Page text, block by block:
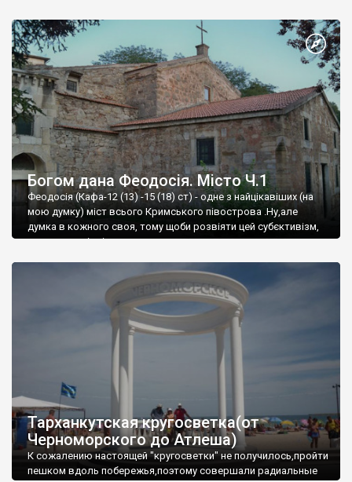
Богом дана Феодосія. Місто Ч.1
Феодосія (Кафа-12 (13) -15 (18) ст) - одне з найцікавіших (на
мою думку) міст всього Кримського півострова .Ну,але
думка в кожного своя, тому щоби розвіяти цей субєктивізм,
запрошую відвідати це
Тарханкутская кругосветка(от
Черноморского до Атлеша)
К сожалению настоящей "кругосветки" не получилось,пройти
пешком вдоль побережья,поэтому совершали радиальные